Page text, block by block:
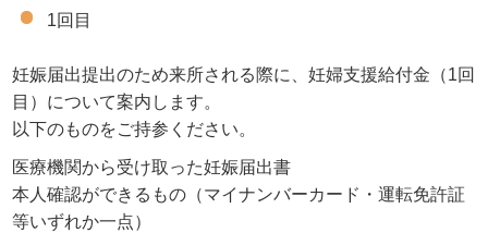
1回目
妊娠届出提出のため来所される際に、妊婦支援給付金（1回
目）について案内します。
以下のものをご持参ください。
医療機関から受け取った妊娠届出書
本人確認ができるもの（マイナンバーカード・運転免許証
等いずれか一点）